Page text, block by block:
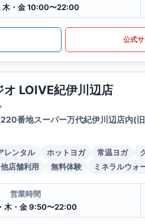
木・金 10:00〜22:00
公式
LOIVE紀伊川辺店
番地スーパー万代紀伊川辺店内(
レンタル ホットヨガ 常温ヨガ
他店舗利用 無料体験 ミネラルウォ
営業時間
木・金 9:50〜22:00